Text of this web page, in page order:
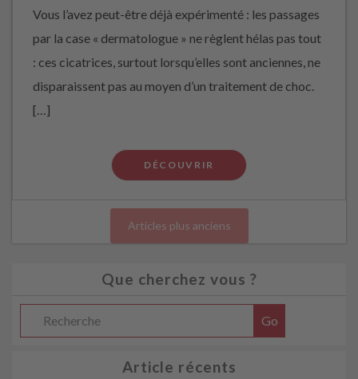
Vous l’avez peut-être déjà expérimenté : les passages
par la case « dermatologue » ne règlent hélas pas tout
: ces cicatrices, surtout lorsqu’elles sont anciennes, ne
disparaissent pas au moyen d’un traitement de choc.
[…]
DÉCOUVRIR
Articles plus anciens
Que cherchez vous ?
Article récents